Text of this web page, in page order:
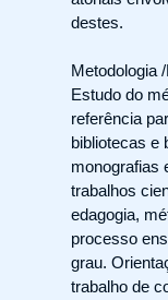
destes.
Metodologia
Estudo do
referência
bibliotecas e
monografias
trabalhos
edagogia,
processo
grau.
trabalho de